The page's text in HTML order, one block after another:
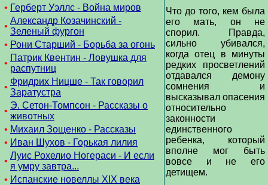
• Герберт Уэллс - Война миров
•
Александр Козачинский -
Зеленый фургон
• Рони Старший - Борьба за огонь
•
Патрик Квентин - Ловушка для
распутниц
•
Фридрих Ницше - Так говорил
Заратустра
•
Э. Сетон-Томпсон - Рассказы о
животных
• Михаил Зощенко - Рассказы
• Иван Шухов - Горькая лилия
•
Луис Рохелио Ногераси - И если
я умру завтра...
• Испанские новеллы XIX века
Что до того, кем была
его мать, он не
спорил. Правда,
сильно убивался,
когда отец в минуты
редких просветлений
отдавался демону
сомнения и
высказывал опасения
относительно
законности
единственного
ребенка, который
вполне мог быть
вовсе и не его
детищем.